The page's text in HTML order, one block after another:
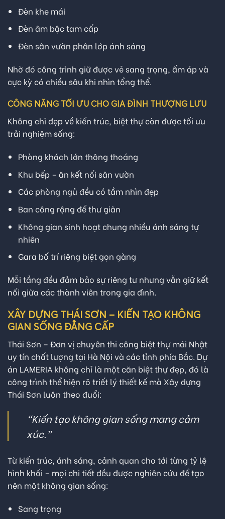
Đèn khe mái
Đèn âm bậc tam cấp
Đèn sân vườn phân lớp ánh sáng
Nhờ đó công trình giữ được vẻ sang trọng, ấm áp và
cực kỳ có chiều sâu khi nhìn tổng thể.
CÔNG NĂNG TỐI ƯU CHO GIA ĐÌNH THƯỢNG LƯU
Không chỉ đẹp về kiến trúc, biệt thự còn được tối ưu
trải nghiệm sống:
Phòng khách lớn thông thoáng
Khu bếp – ăn kết nối sân vườn
Các phòng ngủ đều có tầm nhìn đẹp
Ban công rộng để thư giãn
Không gian sinh hoạt chung nhiều ánh sáng tự
nhiên
Gara bố trí riêng biệt gọn gàng
Mỗi tầng đều đảm bảo sự riêng tư nhưng vẫn giữ kết
nối giữa các thành viên trong gia đình.
XÂY DỰNG THÁI SƠN – KIẾN TẠO KHÔNG
GIAN SỐNG ĐẲNG CẤP
Thái Sơn – Đơn vị chuyên thi công biệt thự mái Nhật
uy tín chất lượng tại Hà Nội và các tỉnh phía Bắc. Dự
án LAMERIA không chỉ là một căn biệt thự đẹp, đó là
công trình thể hiện rõ triết lý thiết kế mà Xây dựng
Thái Sơn luôn theo đuổi:
“Kiến tạo không gian sống mang cảm
xúc.”
Từ kiến trúc, ánh sáng, cảnh quan cho tới từng tỷ lệ
hình khối – mọi chi tiết đều được nghiên cứu để tạo
nên một không gian sống:
Sang trọng